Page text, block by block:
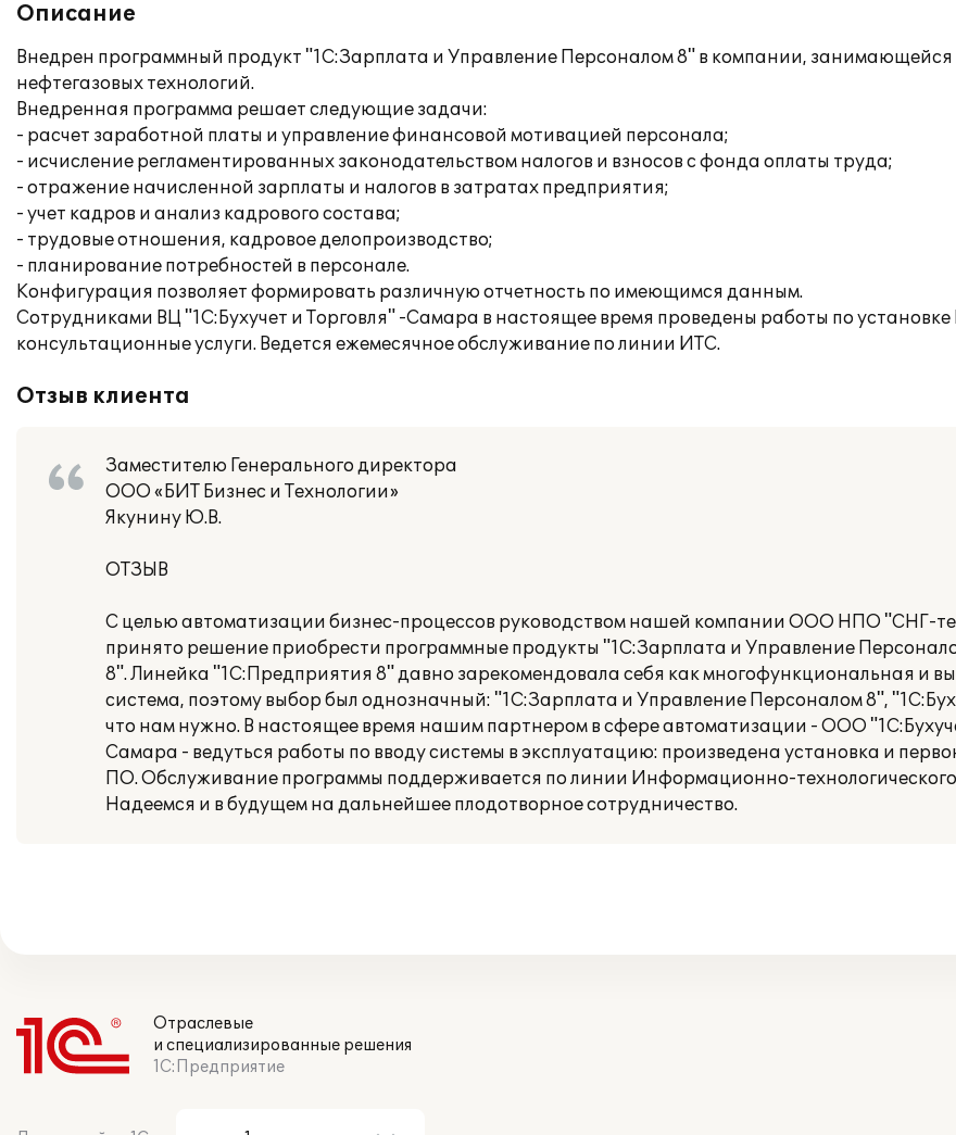
Описание
Внедрен программный продукт "1С:Зарплата и Управление Персоналом 8" в компании,
нефтегазовых технологий.
Внедренная программа решает следующие задачи:
- расчет заработной платы и управление финансовой мотивацией персонала;
- исчисление регламентированных законодательством налогов и взносов с фонда оплаты труда;
- отражение начисленной зарплаты и налогов в затратах предприятия;
- учет кадров и анализ кадрового состава;
- трудовые отношения, кадровое делопроизводство;
- планирование потребностей в персонале.
Конфигурация позволяет формировать различную отчетность по имеющимся данным.
Сотрудниками ВЦ "1С:Бухучет и Торговля" -Самара в настоящее время проведены работы по
консультационные услуги. Ведется ежемесячное обслуживание по линии ИТС.
Отзыв клиента
Заместителю Генерального директора
ООО «БИТ Бизнес и Технологии»
Якунину Ю.В.
ОТЗЫВ
С целью автоматизации бизнес-процессов руководством нашей компании ООО НПО "СНГ-
принято решение приобрести программные продукты "1С:Зарплата и Управление
8". Линейка "1С:Предприятия 8" давно зарекомендовала себя как многофункциональная и
система, поэтому выбор был однозначный: "1С:Зарплата и Управление Персоналом 8",
что нам нужно. В настоящее время нашим партнером в сфере автоматизации - ООО
Самара - ведуться работы по вводу системы в эксплуатацию: произведена установка и
ПО. Обслуживание программы поддерживается по линии Информационно-
Надеемся и в будущем на дальнейшее плодотворное сотрудничество.
Отраслевые
и специализированные решения
1С:Предприятие